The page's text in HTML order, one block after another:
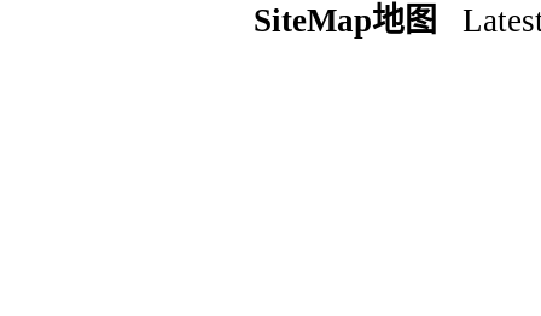
SiteMap地图